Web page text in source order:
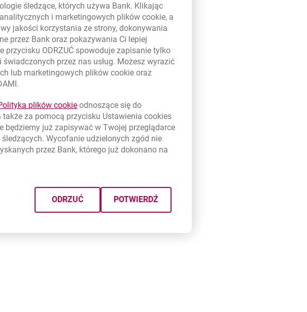
wielu lat. I robi to z sukcesem. Obawy
inflacji i wysokich stóp procentowych. Dlatego
struktury finansowania. Klient może np.
– wtedy też koszty finansowania będą
Vendor Manager w Millennium Leasing.
proponuje przedsiębiorcom:
nawet do 8 lat,
od 0%;
śledzące, których używa Bank. Klikając
i marketingowych plikówcookie, a
jakości korzystania ze strony, dokonywania
przez Bank oraz pokazywania Ci lepiej
ODRZUĆ spowoduje zapisanie tylko
przez nas usług. Możesz wyrazić
lub marketingowych plikówcookie oraz
plikówcookielink otwiera się w nowym oknie
odnoszące się do
za pomocą przycisku Ustawieniacookies
będziemy już zapisywać w Twojej przeglądarce
Wycofanie udzielonych zgód nie
przez Bank, którego już dokonano na
ODRZUĆ POTWIERDŹ